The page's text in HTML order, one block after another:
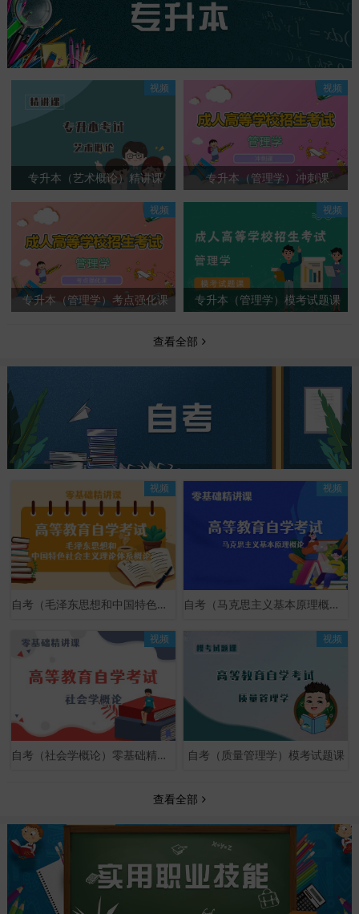
专升本（艺术概论）精讲课
视频
专升本（管理学）冲刺课
视频
专升本（管理学）考点强化课
视频
专升本（管理学）模考试题课
视频
查看全部
自考（毛泽东思想和中国特色社会主义理论体系概论）零基础精讲课
视频
自考（马克思主义基本原理概论）零基础精讲课
视频
自考（社会学概论）零基础精讲课
视频
自考（质量管理学）模考试题课
视频
查看全部